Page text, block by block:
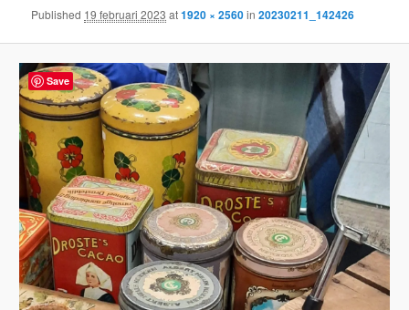
Published 19 februari 2023 at1920 × 2560in20230211_142426
Save